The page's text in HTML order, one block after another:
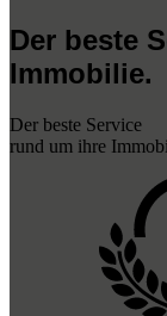
Der beste
Immobilie.
Der beste Service
rund um ihre